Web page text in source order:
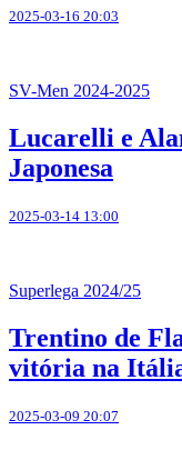
2025-03-16 20:03
SV-Men 2024-2025
Lucarelli e
Japonesa
2025-03-14 13:00
Superlega 2024/25
Trentino de
vitória na
2025-03-09 20:07